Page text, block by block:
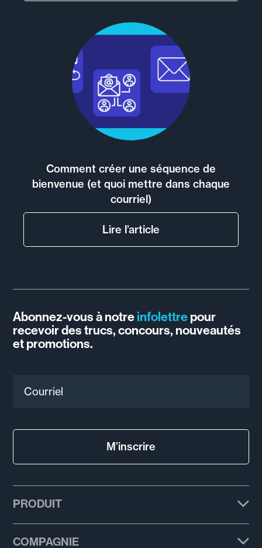
Comment créer une séquence de
bienvenue (et quoi mettre dans chaque
courriel)
Lire l’article
Abonnez-vous à notreinfolettrepour
recevoir des trucs, concours, nouveautés
et promotions.
M’inscrire
PRODUIT
COMPAGNIE